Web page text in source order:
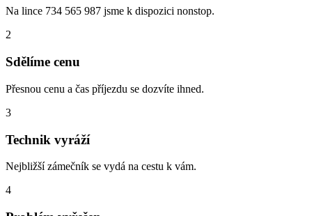
Na lince 734 565 987 jsme k dispozici nonstop.
2
Sdělíme cenu
Přesnou cenu a čas příjezdu se dozvíte ihned.
3
Technik vyráží
Nejbližší zámečník se vydá na cestu k vám.
4